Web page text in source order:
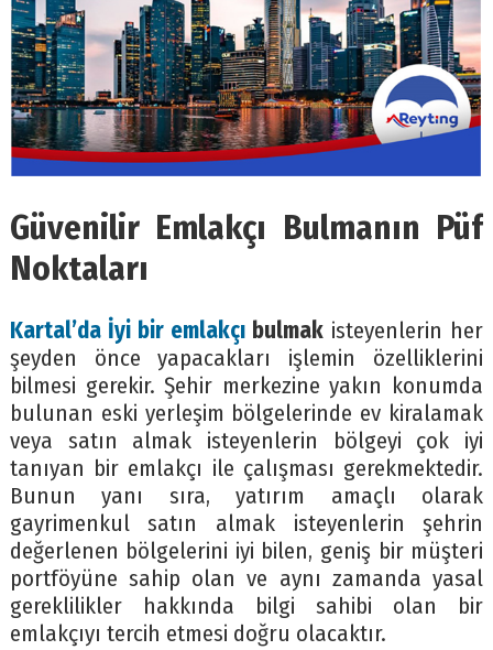
Güvenilir Emlakçı Bulmanın Püf
Noktaları
Kartal’da İyi bir emlakçı bulmak isteyenlerin her
şeyden önce yapacakları işlemin özelliklerini
bilmesi gerekir. Şehir merkezine yakın konumda
bulunan eski yerleşim bölgelerinde ev kiralamak
veya satın almak isteyenlerin bölgeyi çok iyi
tanıyan bir emlakçı ile çalışması gerekmektedir.
Bunun yanı sıra, yatırım amaçlı olarak
gayrimenkul satın almak isteyenlerin şehrin
değerlenen bölgelerini iyi bilen, geniş bir müşteri
portföyüne sahip olan ve aynı zamanda yasal
gereklilikler hakkında bilgi sahibi olan bir
emlakçıyı tercih etmesi doğru olacaktır.